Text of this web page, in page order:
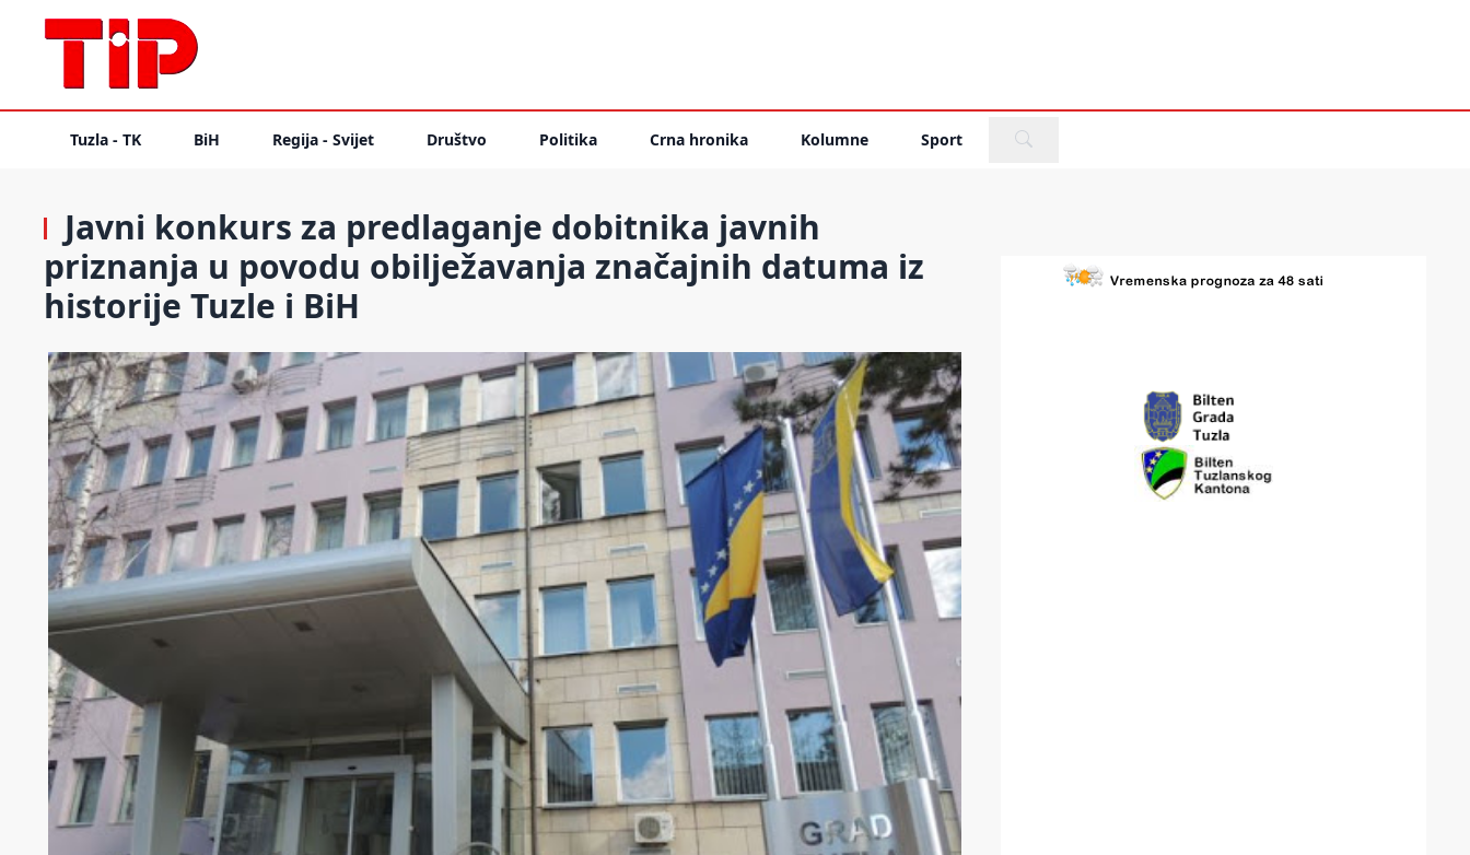
Tuzla - TK BiH Regija - Svijet Društvo Politika Crna hronika Kolumne Sport
Javni konkurs za predlaganje dobitnika javnih
priznanja u povodu obilježavanja značajnih datuma iz
historije Tuzle i BiH